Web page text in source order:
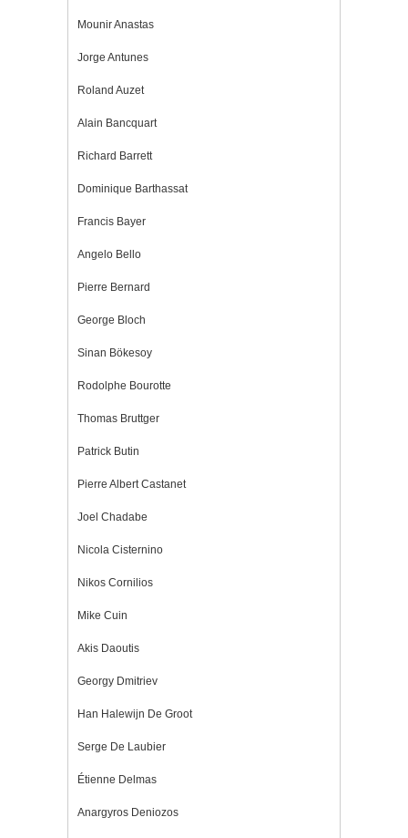
Mounir Anastas
Jorge Antunes
Roland Auzet
Alain Bancquart
Richard Barrett
Dominique Barthassat
Francis Bayer
Angelo Bello
Pierre Bernard
George Bloch
Sinan Bökesoy
Rodolphe Bourotte
Thomas Bruttger
Patrick Butin
Pierre Albert Castanet
Joel Chadabe
Nicola Cisternino
Nikos Cornilios
Mike Cuin
Akis Daoutis
Georgy Dmitriev
Han Halewijn De Groot
Serge De Laubier
Étienne Delmas
Anargyros Deniozos